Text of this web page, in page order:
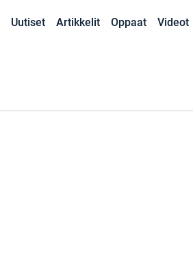
Uutiset Artikkelit Oppaat Videot